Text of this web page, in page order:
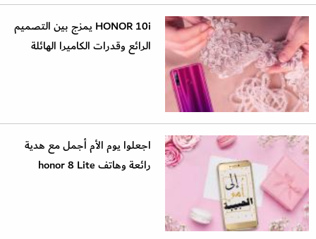
HONOR 10i يمزج بين التصميم
الرائع وقدرات الكاميرا الهائلة
اجعلوا يوم الأم أجمل مع هدية
رائعة وهاتف honor 8 Lite